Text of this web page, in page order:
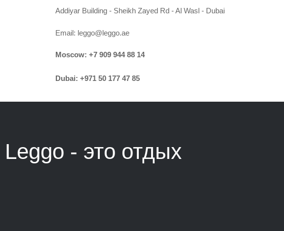
Addiyar Building - Sheikh Zayed Rd - Al Wasl - Dubai
Email: leggo@leggo.ae
Moscow: +7 909 944 88 14
Dubai: +971 50 177 47 85
Leggo - это отдых